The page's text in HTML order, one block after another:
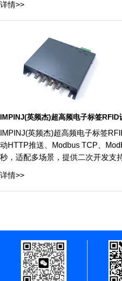
详情>>
IMPINJ(英频杰)超高频电子标签RFID
IMPINJ(英频杰)超高频电子标签
动HTTP推送、Modbus TCP、
秒，适配多场景，提供二次开发支
详情>>